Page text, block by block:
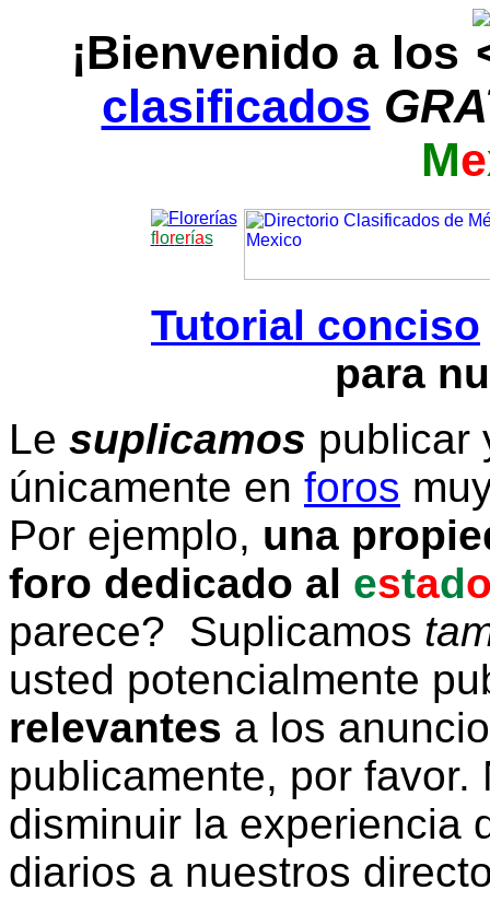
¡Bienvenido a los
clasificados
Me
florerías
Tutorial conciso
para
Le suplicamos publicar
únicamente en foros
Por ejemplo, una
foro dedicado al estad
parece? Suplicamos
usted potencialmente
relevantes a los
publicamente, por
disminuir la experiencia
diarios a nuestros